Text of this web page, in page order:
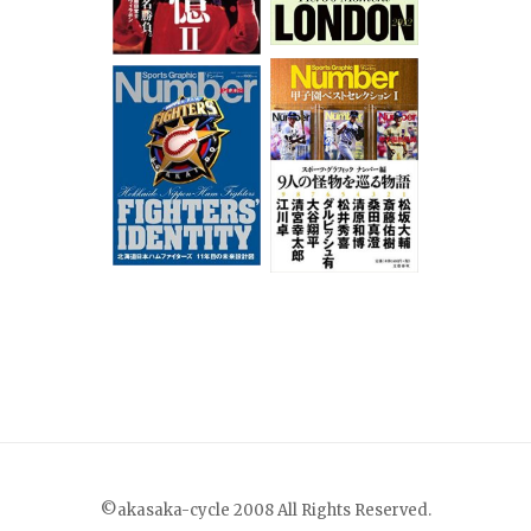
©akasaka-cycle 2008 All Rights Reserved.